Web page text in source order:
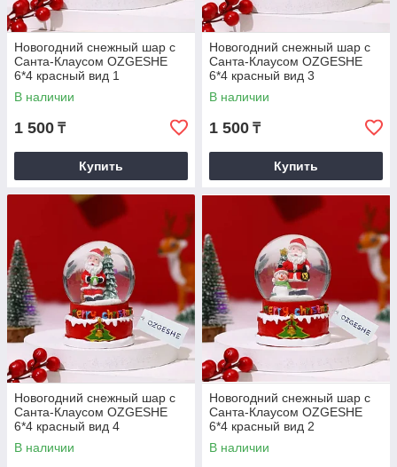
Новогодний снежный шар с
Санта-Клаусом OZGESHE
6*4 красный вид 1
В наличии
1 500 ₸
Купить
Новогодний снежный шар с
Санта-Клаусом OZGESHE
6*4 красный вид 3
В наличии
1 500 ₸
Купить
Новогодний снежный шар с
Санта-Клаусом OZGESHE
6*4 красный вид 4
В наличии
Новогодний снежный шар с
Санта-Клаусом OZGESHE
6*4 красный вид 2
В наличии